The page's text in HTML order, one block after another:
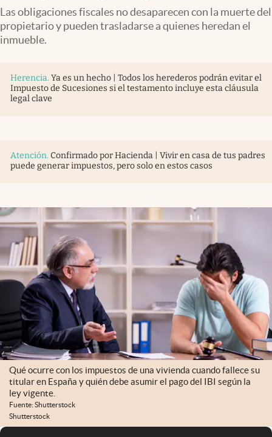
Las obligaciones fiscales no desaparecen con la muerte del
propietario y pueden trasladarse a quienes heredan el
inmueble.
Herencia. Ya es un hecho | Todos los herederos podrán evitar el
Impuesto de Sucesiones si el testamento incluye esta cláusula
legal clave
Atención. Confirmado por Hacienda | Vivir en casa de tus padres
puede generar impuestos, pero solo en estos casos
Qué ocurre con los impuestos de una vivienda cuando fallece su
titular en España y quién debe asumir el pago del IBI según la
ley vigente.
Fuente: Shutterstock
Shutterstock